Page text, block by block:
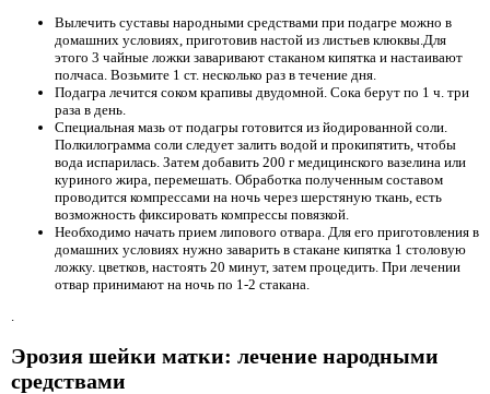
Вылечить суставы народными средствами при подагре можно в
домашних условиях, приготовив настой из листьев клюквы.Для
этого 3 чайные ложки заваривают стаканом кипятка и настаивают
полчаса. Возьмите 1 ст. несколько раз в течение дня.
Подагра лечится соком крапивы двудомной. Сока берут по 1 ч. три
раза в день.
Специальная мазь от подагры готовится из йодированной соли.
Полкилограмма соли следует залить водой и прокипятить, чтобы
вода испарилась. Затем добавить 200 г медицинского вазелина или
куриного жира, перемешать. Обработка полученным составом
проводится компрессами на ночь через шерстяную ткань, есть
возможность фиксировать компрессы повязкой.
Необходимо начать прием липового отвара. Для его приготовления в
домашних условиях нужно заварить в стакане кипятка 1 столовую
ложку. цветков, настоять 20 минут, затем процедить. При лечении
отвар принимают на ночь по 1-2 стакана.
.
Эрозия шейки матки: лечение народными
средствами